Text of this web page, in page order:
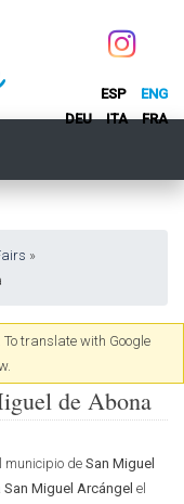
ESP
ENG
DEU
ITA FRA
»
translate with Google
de Abona
municipio de San Miguel
Miguel Arcángel el